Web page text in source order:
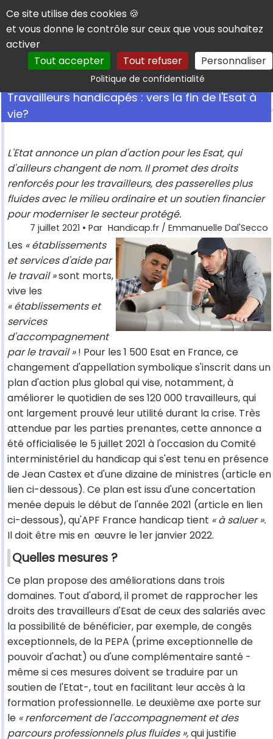
Panneau de gestion des cookies
Ce site utilise des cookies 🍪
et vous donne le contrôle sur ceux que vous souhaitez
activer
Tout accepter
Tout refuser Personnaliser
Politique de confidentialitéRechercher
Travailleurs handicapés : vers la fin de l'Esat à
vie?
L'Etat annonce un plan d'action pour les Esat, qui
d'ailleurs changent de nom. Il promet des droits
renforcés pour les travailleurs, des passerelles plus
fluides avec le milieu ordinaire et un soutien financier
pour moderniser le secteur protégé.
7 juillet 2021 • Par Handicap.fr / Emmanuelle Dal'Secco
Les « établissements
et services d'aide par
le travail »sont morts,
vive les
« établissements et
services
d'accompagnement
par le travail »! Pour les 1 500 Esat en France, ce
changement d'appellation symbolique s'inscrit dans un
plan d'action plus global qui vise, notamment, à
améliorer le quotidien de ses 120 000 travailleurs, qui
ont largement prouvé leur utilité durant la crise. Très
attendue par les parties prenantes, cette annonce a
été officialisée le 5 juillet 2021 à l'occasion du Comité
interministériel du handicap qui s'est tenu en présence
de Jean Castex et d'une dizaine de ministres (article en
lien ci-dessous). Ce plan est issu d'une concertation
menée depuis le début de l'année 2021 (article en lien
ci-dessous), qu'APF France handicap tient « à saluer ».
Il doit être mis en œuvre le 1er janvier 2022.
Quelles mesures ?
Ce plan propose des améliorations dans trois
domaines. Tout d'abord, il promet de rapprocher les
droits des travailleurs d'Esat de ceux des salariés avec
la possibilité de bénéficier, par exemple, de congés
exceptionnels, de la PEPA (prime exceptionnelle de
pouvoir d'achat) ou d'une complémentaire santé -
même si ces mesures doivent se traduire par un
soutien de l'Etat-, tout en facilitant leur accès à la
formation professionnelle. Le deuxième axe porte sur
le « renforcement de l'accompagnement et des
parcours professionnels plus fluides »,qui justifie